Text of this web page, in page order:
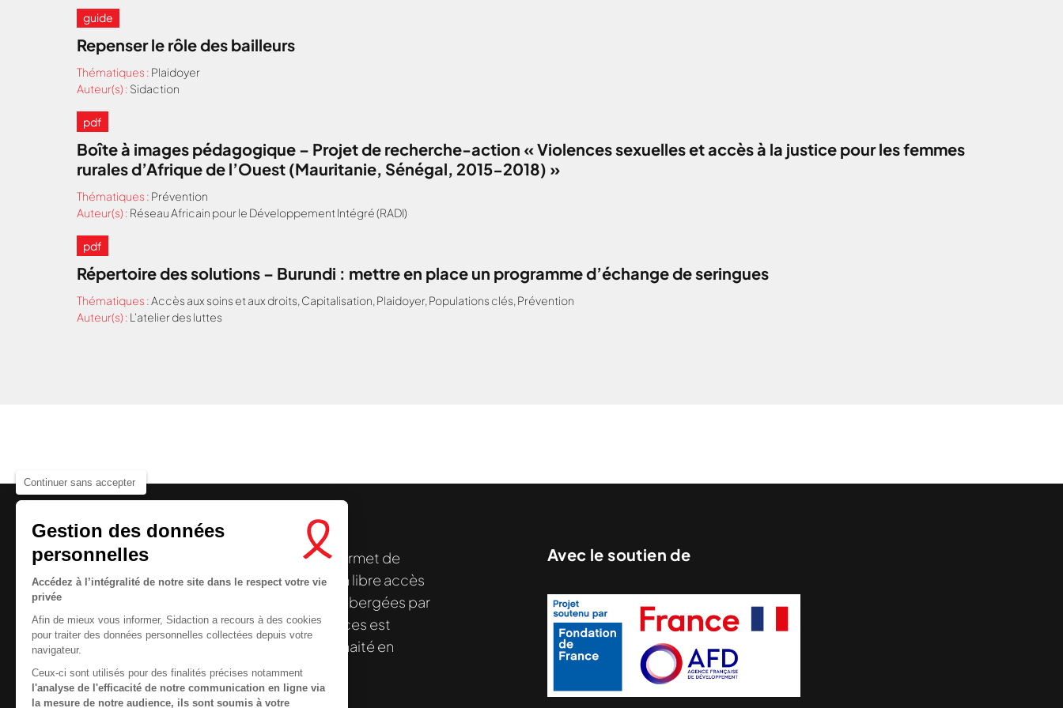
Continuer sans accepter
Gestion des données
personnelles
Accédez à l’intégralité de notre site dans le respect votre vie
privée
Afin de mieux vous informer, Sidaction a recours à des cookies
pour traiter des données personnelles collectées depuis votre
navigateur.
Ceux-ci sont utilisés pour des finalités précises notamment
l'analyse de l'efficacité de notre communication en ligne via
la mesure de notre audience, ils sont soumis à votre
guide
Repenser le rôle des bailleurs
Thématiques : Plaidoyer
Auteur(s) : Sidaction
pdf
Boîte à images pédagogique – Projet de recherche-action « Violences sexuelles et accès à la justice pour les femmes
rurales d’Afrique de l’Ouest (Mauritanie, Sénégal, 2015-2018) »
Thématiques : Prévention
Auteur(s) : Réseau Africain pour le Développement Intégré (RADI)
pdf
Répertoire des solutions – Burundi : mettre en place un programme d’échange de seringues
Thématiques :Accès aux soins et aux droits, Capitalisation, Plaidoyer, Populations clés, Prévention
Auteur(s) : L'atelier des luttes
Le centre de ressources de Sidactionpermet de
disposer de ressources francophones en libre accès
. À l’origine, hébergées par
la Plateforme ELSA, le Centre de ressources est
désormais gérée par Sidaction qui a souhaité en
reprendre le pilotage.
Avec le soutien de